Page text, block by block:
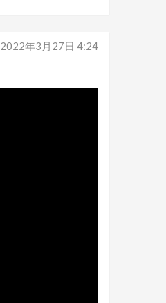
2022年3月27日 4:24